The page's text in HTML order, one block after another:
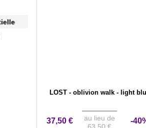
LOST - oblivion walk - light
37,50 €
au lieu de
-